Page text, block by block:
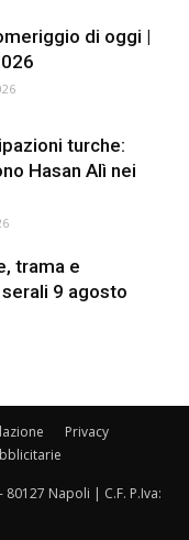
di oggi |
turche:
Hasan Alì nei
trama e
9 agosto
Privacy
Napoli | C.F. P.Iva: